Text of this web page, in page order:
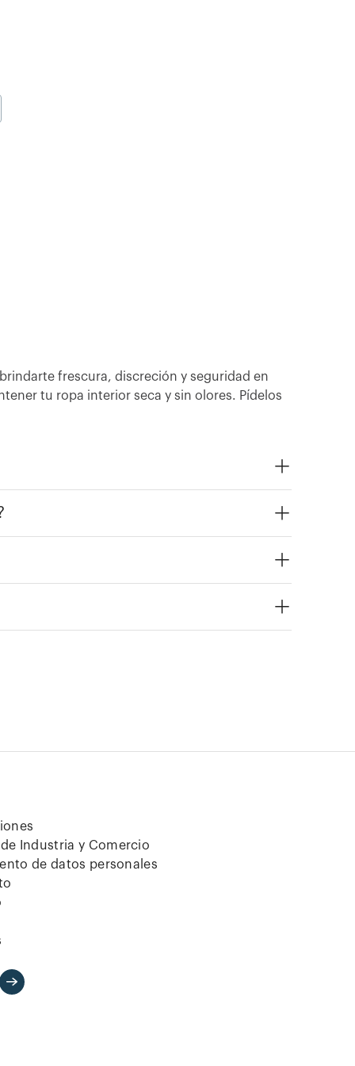
frescura, discreción y seguridad en
tu ropa interior seca y sin olores. Pídelos
Industria y Comercio
de datos personales